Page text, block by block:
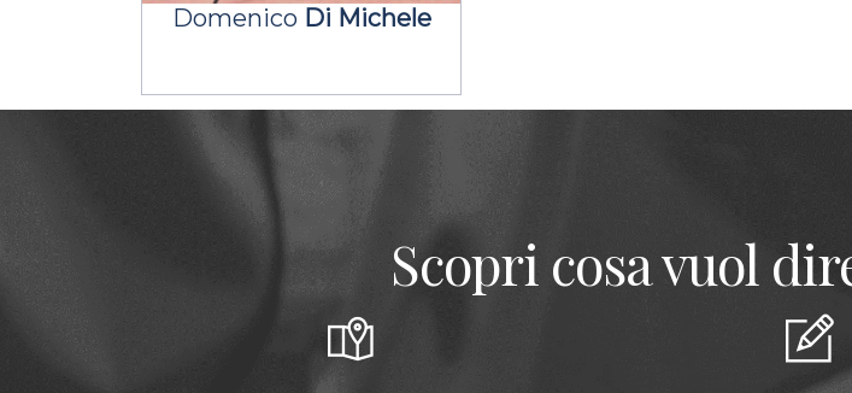
Domenico Di Michele
Scopri cosa vuol